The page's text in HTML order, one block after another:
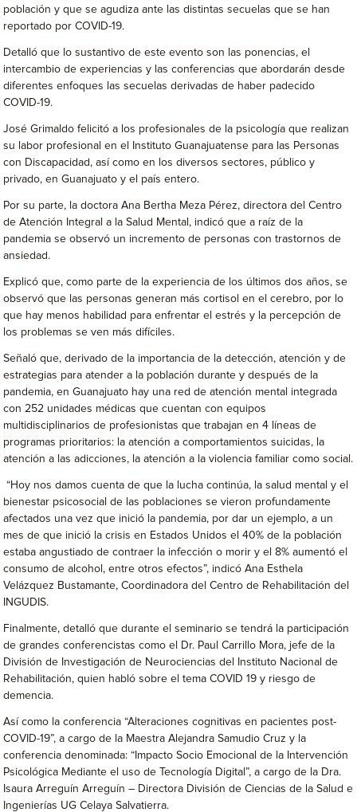
población y que se agudiza ante las distintas secuelas que se han
reportado por COVID-19.
Detalló que lo sustantivo de este evento son las ponencias, el
intercambio de experiencias y las conferencias que abordarán desde
diferentes enfoques las secuelas derivadas de haber padecido
COVID-19.
José Grimaldo felicitó a los profesionales de la psicología que realizan
su labor profesional en el Instituto Guanajuatense para las Personas
con Discapacidad, así como en los diversos sectores, público y
privado, en Guanajuato y el país entero.
Por su parte, la doctora Ana Bertha Meza Pérez, directora del Centro
de Atención Integral a la Salud Mental, indicó que a raíz de la
pandemia se observó un incremento de personas con trastornos de
ansiedad.
Explicó que, como parte de la experiencia de los últimos dos años, se
observó que las personas generan más cortisol en el cerebro, por lo
que hay menos habilidad para enfrentar el estrés y la percepción de
los problemas se ven más difíciles.
Señaló que, derivado de la importancia de la detección, atención y de
estrategias para atender a la población durante y después de la
pandemia, en Guanajuato hay una red de atención mental integrada
con 252 unidades médicas que cuentan con equipos
multidisciplinarios de profesionistas que trabajan en 4 líneas de
programas prioritarios: la atención a comportamientos suicidas, la
atención a las adicciones, la atención a la violencia familiar como social.
“Hoy nos damos cuenta de que la lucha continúa, la salud mental y el
bienestar psicosocial de las poblaciones se vieron profundamente
afectados una vez que inició la pandemia, por dar un ejemplo, a un
mes de que inició la crisis en Estados Unidos el 40% de la población
estaba angustiado de contraer la infección o morir y el 8% aumentó el
consumo de alcohol, entre otros efectos”, indicó Ana Esthela
Velázquez Bustamante, Coordinadora del Centro de Rehabilitación del
INGUDIS.
Finalmente, detalló que durante el seminario se tendrá la participación
de grandes conferencistas como el Dr. Paul Carrillo Mora, jefe de la
División de Investigación de Neurociencias del Instituto Nacional de
Rehabilitación, quien habló sobre el tema COVID 19 y riesgo de
demencia.
Así como la conferencia “Alteraciones cognitivas en pacientes post-
COVID-19”, a cargo de la Maestra Alejandra Samudio Cruz y la
conferencia denominada: “Impacto Socio Emocional de la Intervención
Psicológica Mediante el uso de Tecnología Digital”, a cargo de la Dra.
Isaura Arreguín Arreguín – Directora División de Ciencias de la Salud e
Ingenierías UG Celaya Salvatierra.